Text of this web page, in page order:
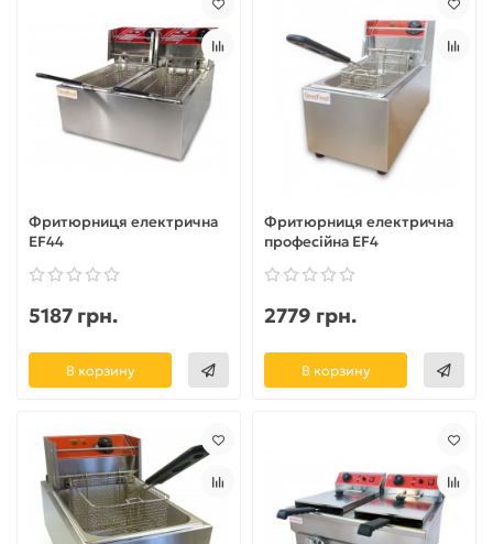
Фритюрниця електрична
EF44
5187 грн.
В корзину
Фритюрниця електрична
професійна EF4
2779 грн.
В корзину